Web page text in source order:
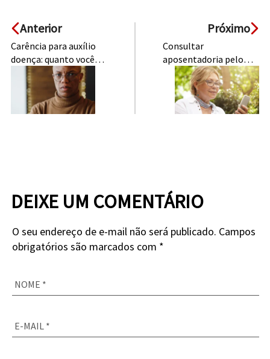
Anterior
Carência para auxílio
doença: quanto você
precisa para ter
direito?
Próximo
Consultar
aposentadoria pelo
CPF: passo a passo!
DEIXE UM COMENTÁRIO
O seu endereço de e-mail não será publicado. Campos
obrigatórios são marcados com *